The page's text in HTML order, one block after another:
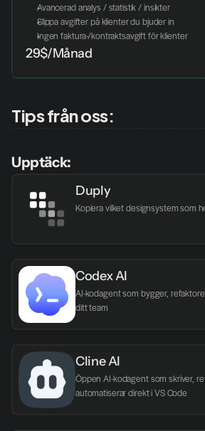
Avancerad analys / statistik / insikter
Slippa avgifter på klienter du bjuder in
Ingen faktura-/kontraktsavgift för klienter
29$/Månad
Tips från oss:
Upptäck:
Duply
Kopiera vilket designsystem som
Codex AI
AI-kodagent som bygger,
ditt team
Cline AI
Öppen AI-kodagent som skriver,
automatiserar direkt i VS Code